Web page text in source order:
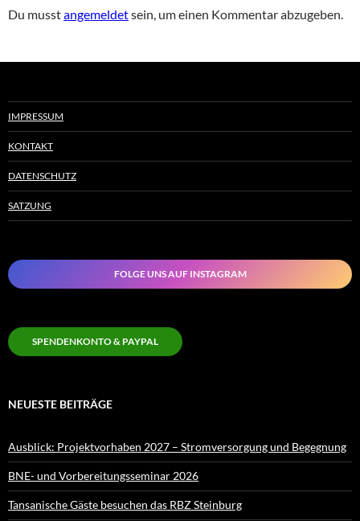
Du musstangemeldetsein, um einen Kommentar abzugeben.
IMPRESSUM
KONTAKT
DATENSCHUTZ
SATZUNG
FOLGE UNS AUF INSTAGRAM
SPENDENKONTO & PAYPAL
NEUESTE BEITRÄGE
Ausblick: Projektvorhaben 2027 – Stromversorgung und Begegnung
BNE- und Vorbereitungsseminar 2026
Tansanische Gäste besuchen das RBZ Steinburg